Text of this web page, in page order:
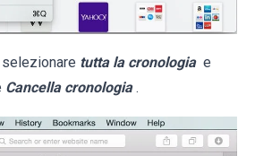
tutta la cronologia e
Cancella cronologia .